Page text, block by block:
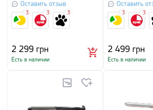
Оставить отзыв
2 299 грн
Есть в наличии
3 3 3
Оставить
2 499 грн
Есть в наличии
3 3